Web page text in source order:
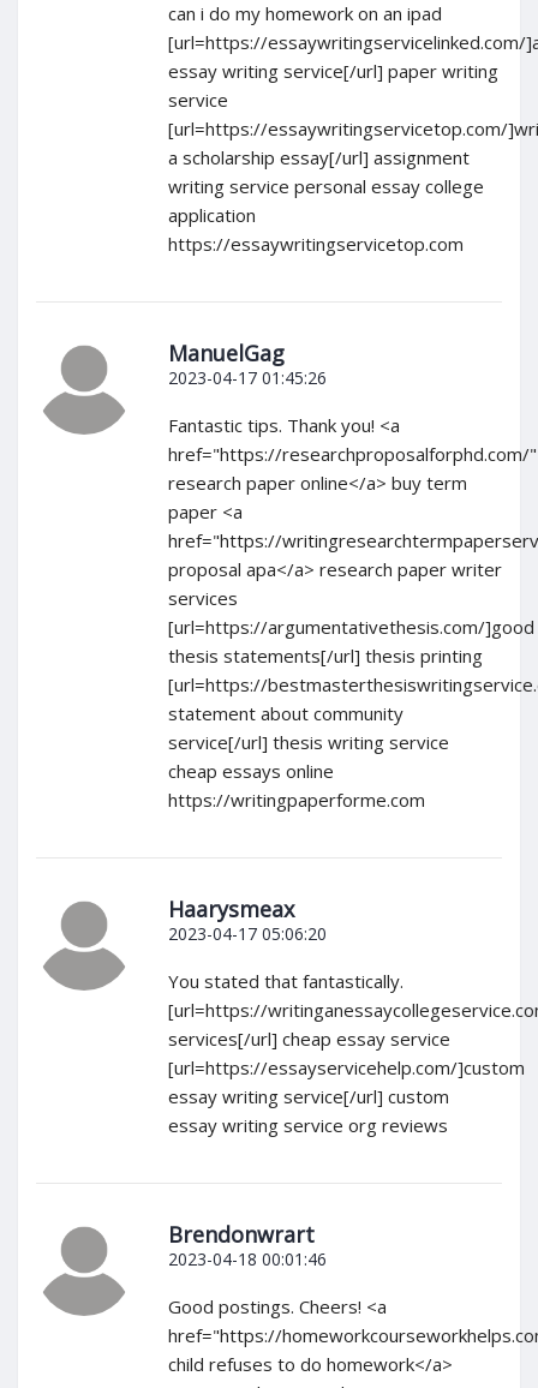
can i do my homework on an ipad
[url=https://essaywritingservicelinked.com/
essay writing service[/url] paper writing
service
[url=https://essaywritingservicetop.com/
a scholarship essay[/url] assignment
writing service personal essay college
application
https://essaywritingservicetop.com
ManuelGag
2023-04-17 01:45:26
Fantastic tips. Thank you! <a
href="https://researchproposalforphd.com/
research paper online</a> buy term
paper <a
href="https://
proposal apa</a> research paper writer
services
[url=https://argumentativethesis.com/]good
thesis statements[/url] thesis printing
[url=https://
statement about community
service[/url] thesis writing service
cheap essays online
https://writingpaperforme.com
Haarysmeax
2023-04-17 05:06:20
You stated that fantastically.
[url=https://
services[/url] cheap essay service
[url=https://essayservicehelp.com/]custom
essay writing service[/url] custom
essay writing service org reviews
Brendonwrart
2023-04-18 00:01:46
Good postings. Cheers! <a
href="https://
child refuses to do homework</a>